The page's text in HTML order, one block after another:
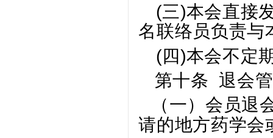
(三)本会直接
名联络员负责与
(四)本会不定
第十条 退会
（一）会员退
请的地方药学会